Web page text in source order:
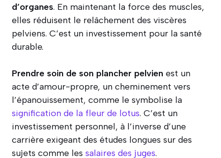
d’organes. En maintenant la force des muscles,
elles réduisent le relâchement des viscères
pelviens. C’est un investissement pour la santé
durable.
Prendre soin de son plancher pelvien est un
acte d’amour-propre, un cheminement vers
l’épanouissement, comme le symbolise la
signification de la fleur de lotus. C’est un
investissement personnel, à l’inverse d’une
carrière exigeant des études longues sur des
sujets comme les salaires des juges.